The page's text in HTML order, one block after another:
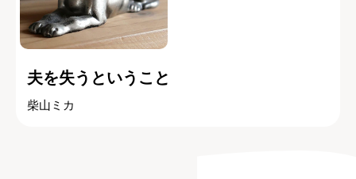
夫を失うということ
柴山ミカ